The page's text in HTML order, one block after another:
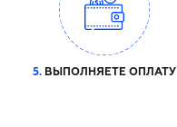
5. ВЫПОЛНЯЕТЕ ОПЛАТУ